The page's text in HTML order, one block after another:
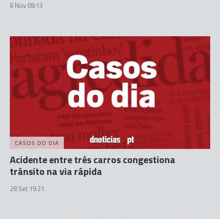
6 Nov 08:13
CASOS DO DIA
Acidente entre três carros congestiona
trânsito na via rápida
28 Set 19:21